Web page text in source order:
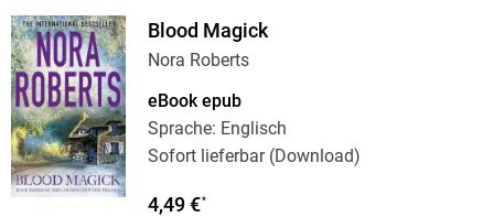
Blood Magick
Nora Roberts
eBook epub
Sprache: Englisch
Sofort lieferbar (Download)
4,49 €*